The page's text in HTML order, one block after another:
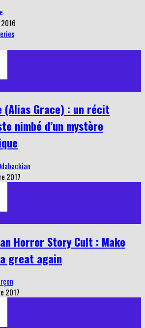
(Alias Grace) : un récit
nimbé d’un mystère
2017
Horror Story Cult : Make
great again
2017